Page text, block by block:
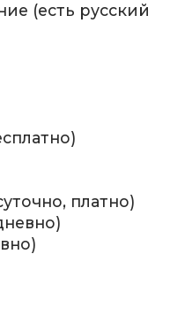
(есть русский
платно)